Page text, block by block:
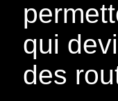
qui
des